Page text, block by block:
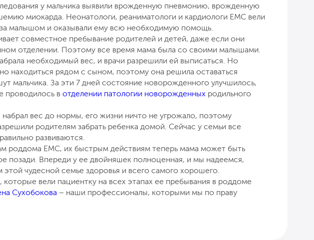
у мальчика выявили врожденную пневмонию, врожденную
миокарда. Неонатологи, реаниматологи и кардиологи ЕМС вели
малышом и оказывали ему всю необходимую помощь.
совместное пребывание родителей и детей, даже если они
отделении. Поэтому все время мама была со своими малышами.
необходимый вес, и врачи разрешили ей выписаться. Но
находиться рядом с сыном, поэтому она решила оставаться
мальчика. За эти 7 дней состояние новорожденного улучшилось,
проводилось в отделении патологии новорожденных родильного
вес до нормы, его жизни ничто не угрожало, поэтому
родителям забрать ребенка домой. Сейчас у семьи все
развиваются.
роддома ЕМС, их быстрым действиям теперь мама может быть
позади. Впереди у ее двойняшек полноценная, и мы надеемся,
этой чудесной семье здоровья и всего самого хорошего.
которые вели пациентку на всех этапах ее пребывания в роддоме
Сухобокова – наши профессионалы, которыми мы по праву